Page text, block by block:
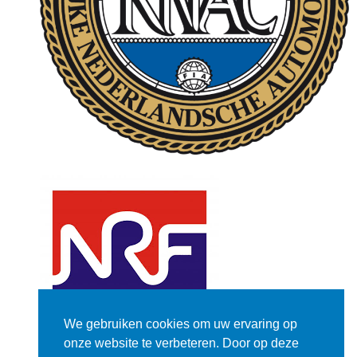
We gebruiken cookies om uw ervaring op
onze website te verbeteren. Door op deze